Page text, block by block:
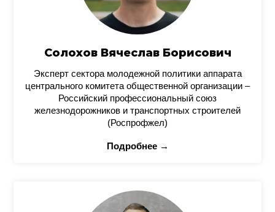
Солохов Вячеслав Борисович
Эксперт сектора молодежной политики аппарата
центрального комитета общественной организации –
Российский профессиональный союз
железнодорожников и транспортных строителей
(Роспрофжел)
Подробнее →